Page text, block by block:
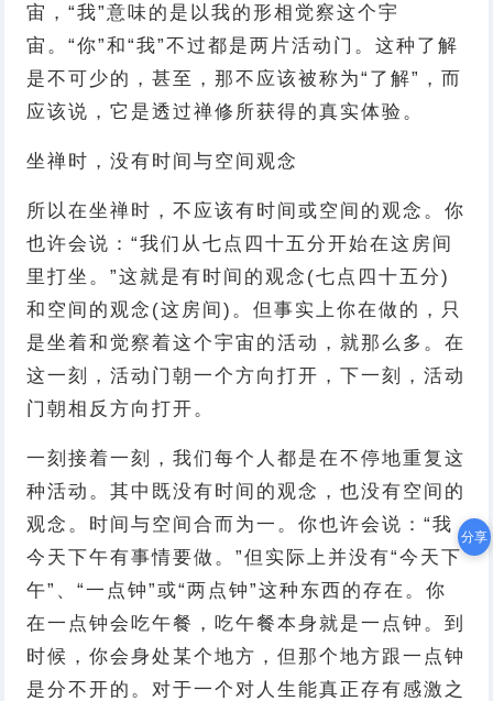
宙，“我”意味的是以我的形相觉察这个宇
宙。“你”和“我”不过都是两片活动门。这种了解
是不可少的，甚至，那不应该被称为“了解”，而
应该说，它是透过禅修所获得的真实体验。
坐禅时，没有时间与空间观念
所以在坐禅时，不应该有时间或空间的观念。你
也许会说：“我们从七点四十五分开始在这房间
里打坐。”这就是有时间的观念(七点四十五分)
和空间的观念(这房间)。但事实上你在做的，只
是坐着和觉察着这个宇宙的活动，就那么多。在
这一刻，活动门朝一个方向打开，下一刻，活动
门朝相反方向打开。
一刻接着一刻，我们每个人都是在不停地重复这
种活动。其中既没有时间的观念，也没有空间的
观念。时间与空间合而为一。你也许会说：“我
今天下午有事情要做。”但实际上并没有“今天下
午”、“一点钟”或“两点钟”这种东西的存在。你
在一点钟会吃午餐，吃午餐本身就是一点钟。到
时候，你会身处某个地方，但那个地方跟一点钟
是分不开的。对于一个对人生能真正存有感激之
分享